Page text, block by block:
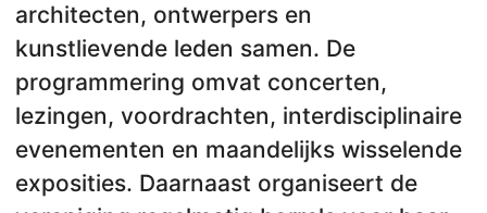
architecten, ontwerpers en
kunstlievende leden samen. De
programmering omvat concerten,
lezingen, voordrachten, interdisciplinaire
evenementen en maandelijks wisselende
exposities. Daarnaast organiseert de